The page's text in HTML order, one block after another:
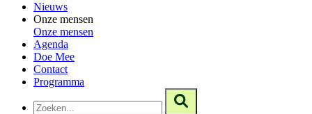
Nieuws
Onze mensen
Onze mensen
Agenda
Doe Mee
Contact
Programma